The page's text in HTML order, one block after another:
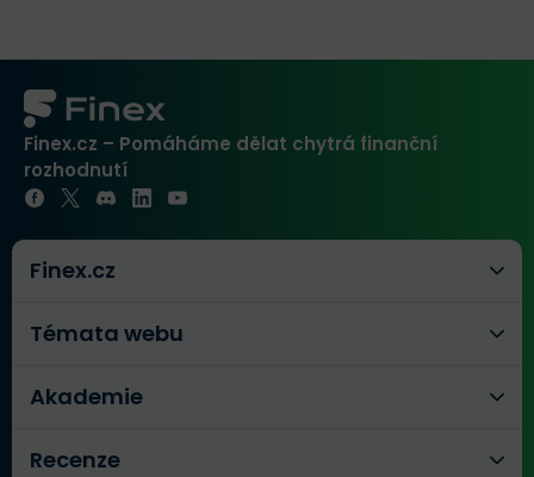
Finex.cz – Pomáháme dělat chytrá finanční
rozhodnutí
Finex.cz
Témata webu
Akademie
Recenze